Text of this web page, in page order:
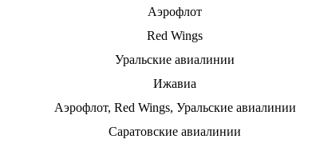
Аэрофлот
Red Wings
Уральские авиалинии
Ижавиа
Аэрофлот, Red Wings, Уральские авиалинии
Саратовские авиалинии